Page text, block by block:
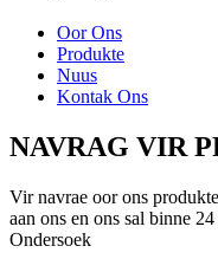
Oor Ons
Produkte
Nuus
Kontak Ons
NAVRAG VIR
Vir navrae oor ons
aan ons en ons sal binne
Ondersoek